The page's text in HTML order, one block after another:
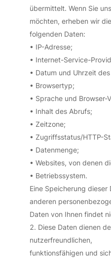
übermittelt. Wenn Sie
möchten, erheben wir die
folgenden Daten:
• IP-Adresse;
• Internet-Service-
• Datum und Uhrzeit
• Browsertyp;
• Sprache und Browser-
• Inhalt des Abrufs;
• Zeitzone;
• Zugriffsstatus/HTTP-
• Datenmenge;
• Websites, von denen
• Betriebssystem.
Eine Speicherung dieser
anderen
Daten von Ihnen findet
Diese Daten dienen
nutzerfreundlichen,
funktionsfähigen und